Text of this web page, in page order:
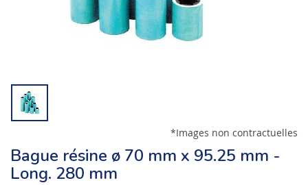
*Images non contractuelles
Bague résine ø 70 mm x 95.25 mm -
Long. 280 mm